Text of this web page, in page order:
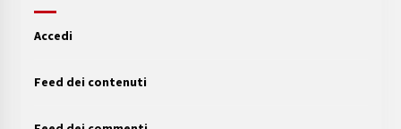
Accedi
Feed dei contenuti